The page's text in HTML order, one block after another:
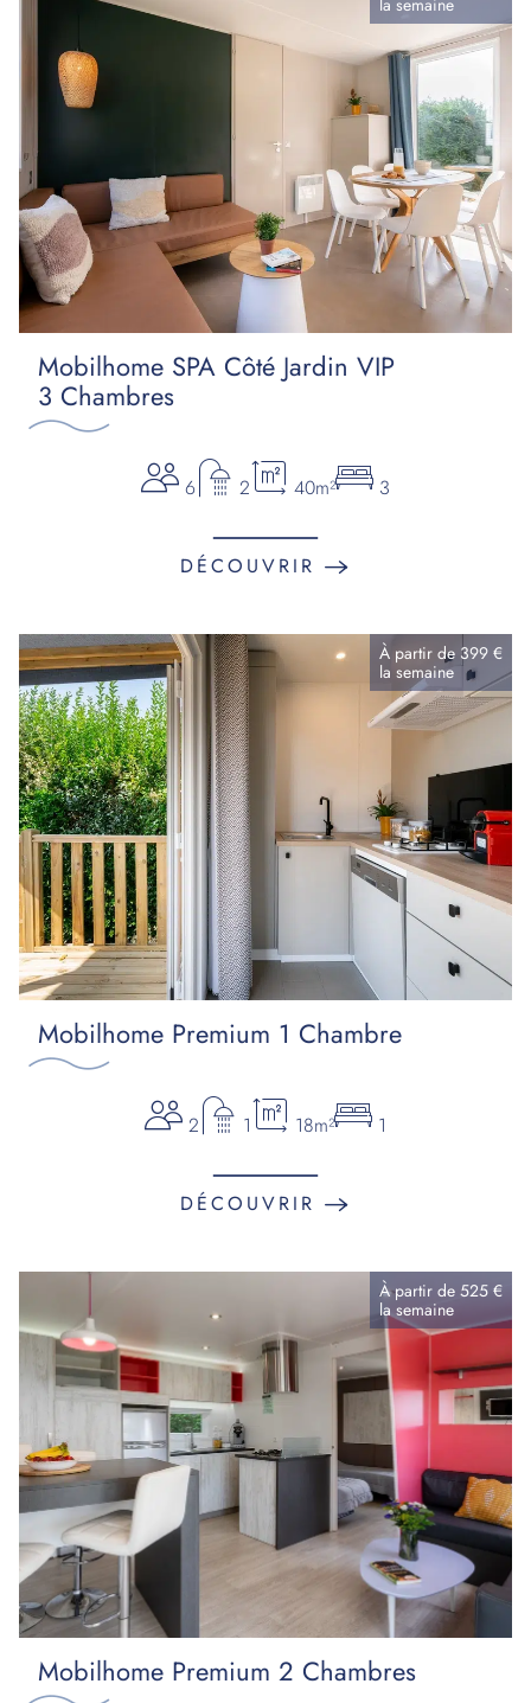
la semaine
Mobilhome SPA Côté Jardin VIP
3 Chambres
6 2 40m² 3
DÉCOUVRIR
À partir de 399 €
la semaine
Mobilhome Premium 1 Chambre
2 1 18m² 1
DÉCOUVRIR
À partir de 525 €
la semaine
Mobilhome Premium 2 Chambres